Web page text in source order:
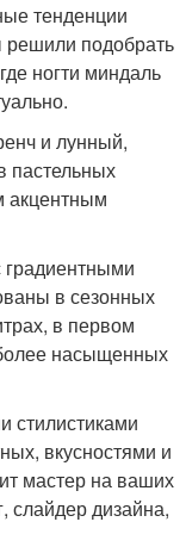
тенденции
подобрать
ногти миндаль
и лунный,
пастельных
акцентным
в сезонных
в первом
насыщенных
стилистиками
вкусностями и
мастер на ваших
слайдер дизайна,